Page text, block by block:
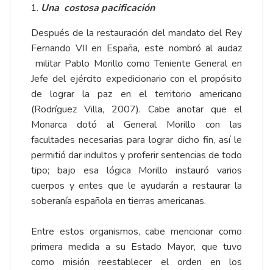
Una costosa pacificación
Después de la restauración del mandato del Rey
Fernando VII en España, este nombró al audaz
militar Pablo Morillo como Teniente General en
Jefe del ejército expedicionario con el propósito
de lograr la paz en el territorio americano
(Rodríguez Villa, 2007). Cabe anotar que el
Monarca dotó al General Morillo con las
facultades necesarias para lograr dicho fin, así le
permitió dar indultos y proferir sentencias de todo
tipo; bajo esa lógica Morillo instauró varios
cuerpos y entes que le ayudarán a restaurar la
soberanía española en tierras americanas.
Entre estos organismos, cabe mencionar como
primera medida a su Estado Mayor, que tuvo
como misión reestablecer el orden en los